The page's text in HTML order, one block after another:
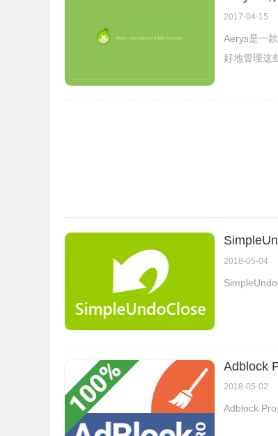
5.ScriptSafe可拦截不需要的内容，但有时
2017-04-15
Aerys是一
好地管理这
2018-05-04
Adblock
2018-05-02
Adblock